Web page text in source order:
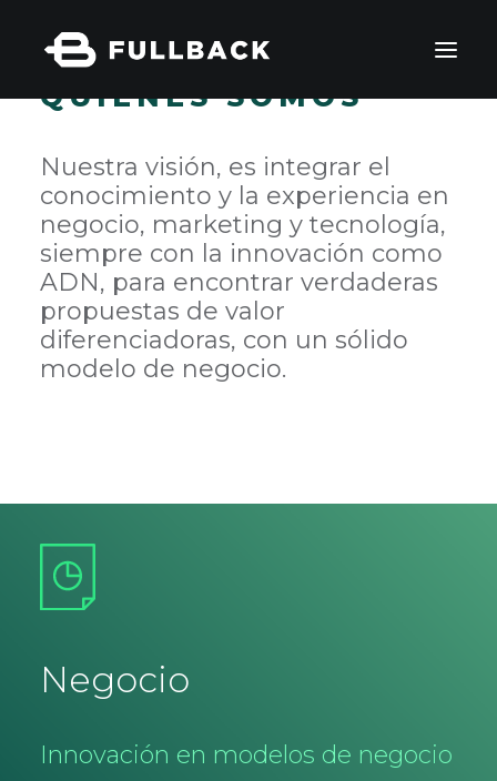
Quiénes somos
Cómo aportamos valor
Para qué lo hacemos
Sobre nosotros
Contacto
QUIENES SOMOS
Nuestra visión, es integrar el
conocimiento y la experiencia en
negocio, marketing y tecnología,
siempre con la innovación como
ADN, para encontrar verdaderas
propuestas de valor
diferenciadoras, con un sólido
modelo de negocio.
Negocio
Innovación en modelos de negocio